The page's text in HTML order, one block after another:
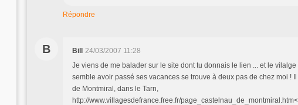
Répondre
B Bill 24/03/2007 11:28
Je viens de me balader sur le site dont tu donnais le lien ... et le
semble avoir passé ses vacances se trouve à deux pas de chez moi !
de Montmiral, dans le Tarn,
http://www.villagesdefrance.free.fr/